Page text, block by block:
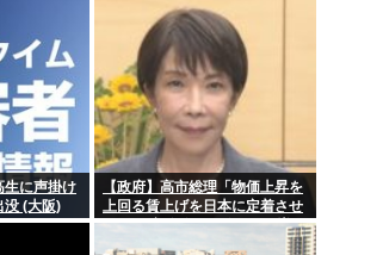
...
【画像】 プロボックス。
【画像】セブンイレブン
乳がん闘病中の元人気ア
休日だし>>2のキャラかい
生に声掛け
没 (大阪)
【政府】高市総理「物価上昇を
上回る賃上げを日本に定着させ
る」 国家公務員月給3.51%増へ
人事院の勧告を受け